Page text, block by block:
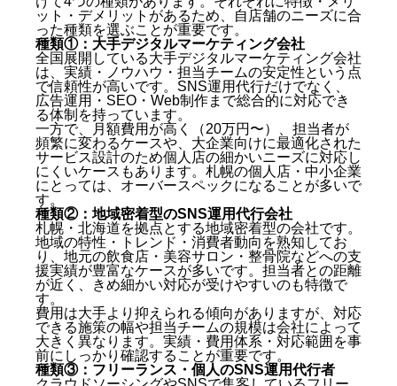
ット・デメリットがあるため、自店舗のニーズに合
った種類を選ぶことが重要です。
種類①：大手デジタルマーケティング会社
全国展開している大手デジタルマーケティング会社
は、実績・ノウハウ・担当チームの安定性という点
で信頼性が高いです。SNS運用代行だけでなく、
広告運用・SEO・Web制作まで総合的に対応でき
る体制を持っています。
一方で、月額費用が高く（20万円〜）、担当者が
頻繁に変わるケースや、大企業向けに最適化された
サービス設計のため個人店の細かいニーズに対応し
にくいケースもあります。札幌の個人店・中小企業
にとっては、オーバースペックになることが多いで
す。
種類②：地域密着型のSNS運用代行会社
札幌・北海道を拠点とする地域密着型の会社です。
地域の特性・トレンド・消費者動向を熟知してお
り、地元の飲食店・美容サロン・整骨院などへの支
援実績が豊富なケースが多いです。担当者との距離
が近く、きめ細かい対応が受けやすいのも特徴で
す。
費用は大手より抑えられる傾向がありますが、対応
できる施策の幅や担当チームの規模は会社によって
大きく異なります。実績・費用体系・対応範囲を事
前にしっかり確認することが重要です。
種類③：フリーランス・個人のSNS運用代行者